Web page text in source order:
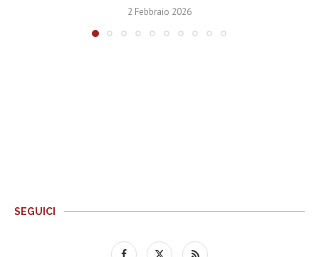
2 Febbraio 2026
SEGUICI